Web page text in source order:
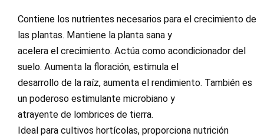
Contiene los nutrientes necesarios para el crecimiento de
las plantas. Mantiene la planta sana y
acelera el crecimiento. Actúa como acondicionador del
suelo. Aumenta la floración, estimula el
desarrollo de la raíz, aumenta el rendimiento. También es
un poderoso estimulante microbiano y
atrayente de lombrices de tierra.
Ideal para cultivos hortícolas, proporciona nutrición